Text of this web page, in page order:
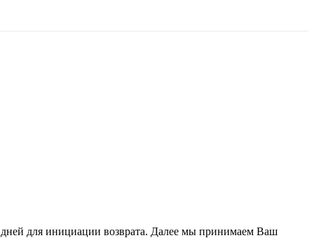
дней для инициации возврата. Далее мы принимаем Ваш